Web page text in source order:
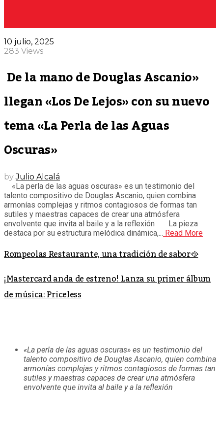
10 julio, 2025
283 Views
De la mano de Douglas Ascanio»
llegan «Los De Lejos» con su nuevo
tema «La Perla de las Aguas
Oscuras»
byJulio Alcalá
«La perla de las aguas oscuras» es un testimonio del
talento compositivo de Douglas Ascanio, quien combina
armonías complejas y ritmos contagiosos de formas tan
sutiles y maestras capaces de crear una atmósfera
envolvente que invita al baile y a la reflexión La pieza
destaca por su estructura melódica dinámica,... Read More
Rompeolas Restaurante, una tradición de sabor🥘
¡Mastercard anda de estreno! Lanza su primer álbum
de música: Priceless
«La perla de las aguas oscuras» es un testimonio del
talento compositivo de Douglas Ascanio, quien combina
armonías complejas y ritmos contagiosos de formas tan
sutiles y maestras capaces de crear una atmósfera
envolvente que invita al baile y a la reflexión